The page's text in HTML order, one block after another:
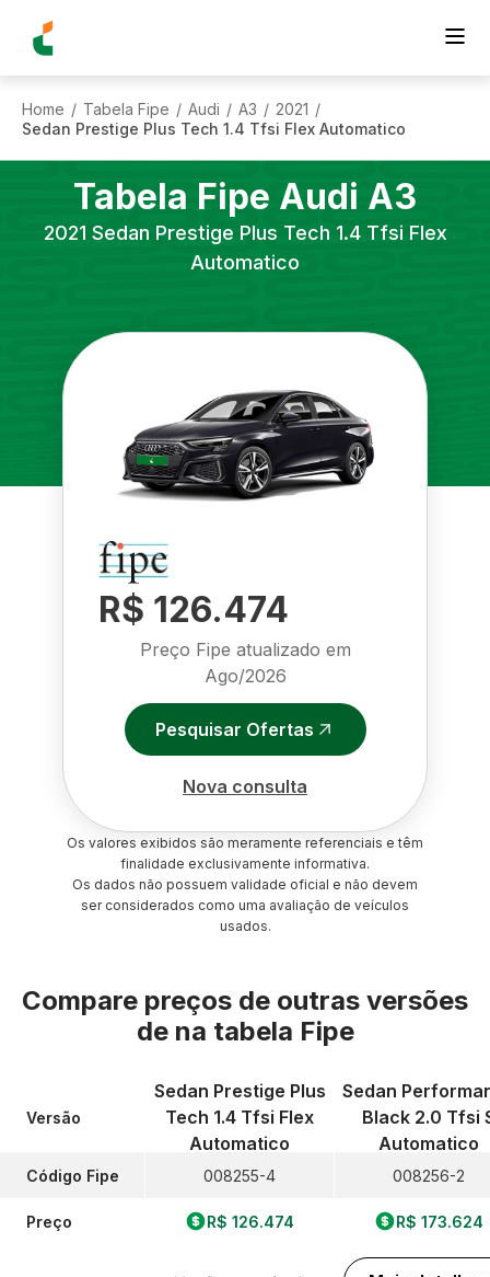
Home / Tabela Fipe / Audi / A3 / 2021 /
Sedan Prestige Plus Tech 1.4 Tfsi Flex Automatico
Tabela Fipe Audi A3
2021 Sedan Prestige Plus Tech 1.4 Tfsi Flex
Automatico
R$ 126.474
Preço Fipe atualizado em
Ago/2026
Pesquisar Ofertas
Nova consulta
Os valores exibidos são meramente referenciais e têm
finalidade exclusivamente informativa.
Os dados não possuem validade oficial e não devem
ser considerados como uma avaliação de veículos
usados.
Compare preços de outras versões
de na tabela Fipe
Versão
Código Fipe
Preço
Sedan Prestige Plus
Tech 1.4 Tfsi Flex
Automatico
008255-4
R$ 126.474
Sedan
Black 2.0 Tfsi
Automatico
008256-2
R$ 173.624